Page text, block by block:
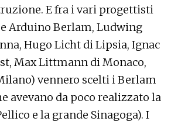
E fra i vari progettisti
Arduino Berlam, Ludwing
Hugo Licht di Lipsia, Ignac
Max Littmann di Monaco,
vennero scelti i Berlam
avevano da poco realizzato la
e la grande Sinagoga). I